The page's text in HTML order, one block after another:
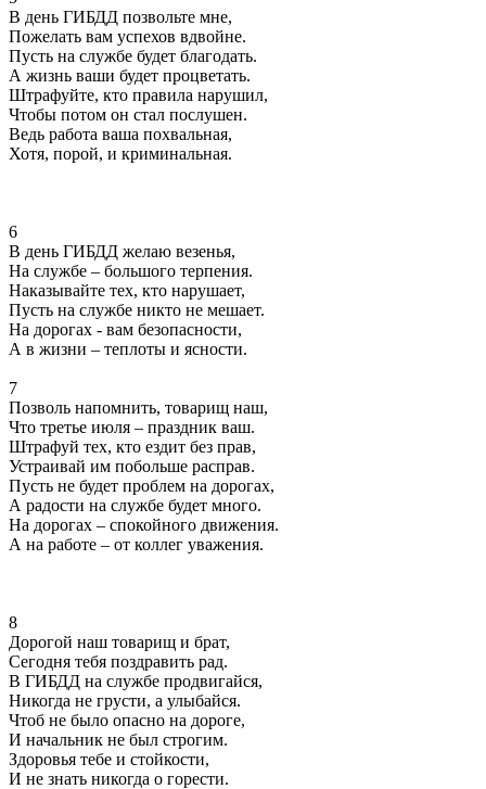
В день ГИБДД позвольте мне,
Пожелать вам успехов вдвойне.
Пусть на службе будет благодать.
А жизнь ваши будет процветать.
Штрафуйте, кто правила нарушил,
Чтобы потом он стал послушен.
Ведь работа ваша похвальная,
Хотя, порой, и криминальная.
6
В день ГИБДД желаю везенья,
На службе – большого терпения.
Наказывайте тех, кто нарушает,
Пусть на службе никто не мешает.
На дорогах - вам безопасности,
А в жизни – теплоты и ясности.
7
Позволь напомнить, товарищ наш,
Что третье июля – праздник ваш.
Штрафуй тех, кто ездит без прав,
Устраивай им побольше расправ.
Пусть не будет проблем на дорогах,
А радости на службе будет много.
На дорогах – спокойного движения.
А на работе – от коллег уважения.
8
Дорогой наш товарищ и брат,
Сегодня тебя поздравить рад.
В ГИБДД на службе продвигайся,
Никогда не грусти, а улыбайся.
Чтоб не было опасно на дороге,
И начальник не был строгим.
Здоровья тебе и стойкости,
И не знать никогда о горести.